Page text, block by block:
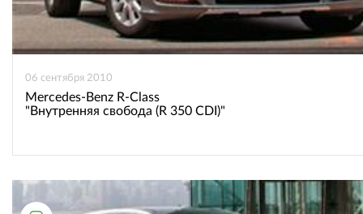
06 сентября 2010
Mercedes-Benz R-Class
"Внутренняя свобода (R 350 CDI)"